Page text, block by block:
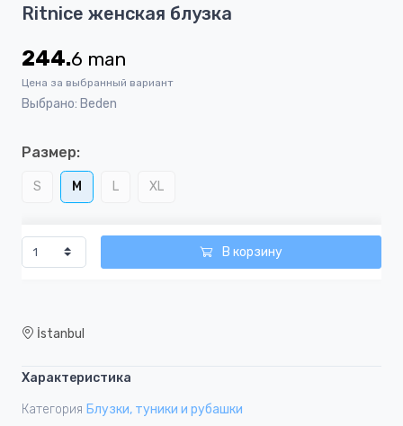
1
5
Ritnice женская блузка
244.6 man
Цена за выбранный вариант
Выбрано: Beden
Размер:
S M L XL
В корзину
İstanbul
Характеристика
Категория Блузки, туники и рубашки